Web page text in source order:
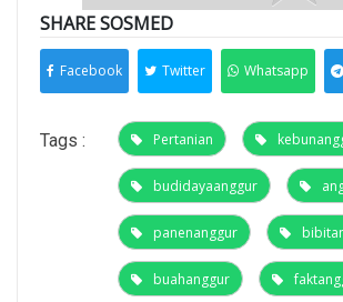
SHARE SOSMED
Facebook Twitter Whatsapp
Tags : Pertanian
budidayaanggur
panenanggur
buahanggur